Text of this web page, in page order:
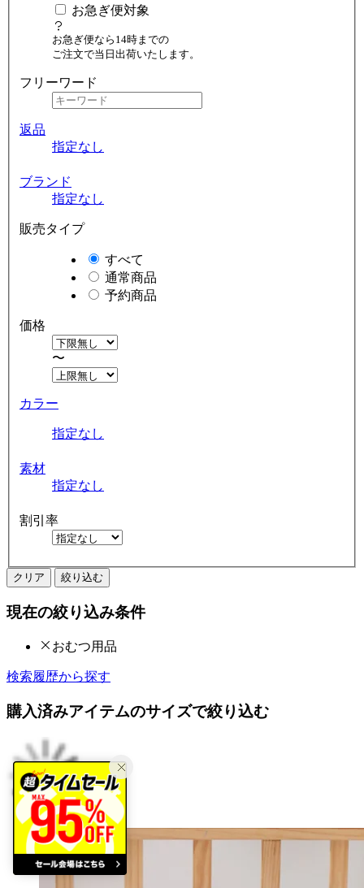
お急ぎ便対象
お急ぎ便なら14時までの
ご注文で当日出荷いたします。
フリーワード
返品
指定なし
ブランド
指定なし
販売タイプ
すべて
通常商品
予約商品
価格
〜
カラー
指定なし
素材
指定なし
割引率
クリア 絞り込む
現在の絞り込み条件
おむつ用品
検索履歴から探す
購入済みアイテムのサイズで絞り込む